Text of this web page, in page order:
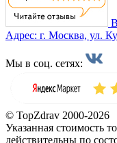
Адрес: г. Москва, ул.
Мы в соц. сетях:
© TopZdrav 2000-2026
Указанная стоимость
действительны по